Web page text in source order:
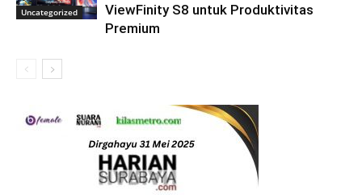
Uncategorized
ViewFinity S8 untuk Produktivitas
Premium